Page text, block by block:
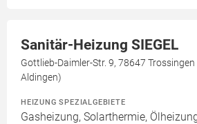
Sanitär-Heizung SIEGEL
Gottlieb-Daimler-Str. 9, 78647
Aldingen)
HEIZUNG SPEZIALGEBIETE
Gasheizung, Solarthermie,